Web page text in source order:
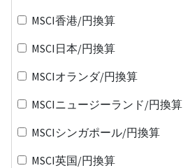
MSCI香港/円換算
MSCI日本/円換算
MSCIオランダ/円換算
MSCIニュージーランド/円換算
MSCIシンガポール/円換算
MSCI英国/円換算